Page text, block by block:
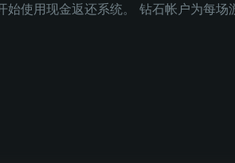
使用现金返还系统。 钻石帐户为每场